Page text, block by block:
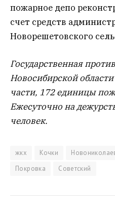
пожарное депо
счет средств
Новорешетовского
Государственная
Новосибирской
части, 172 единицы
Ежесуточно на
человек.
жкх Кочки
Покровка
Советский